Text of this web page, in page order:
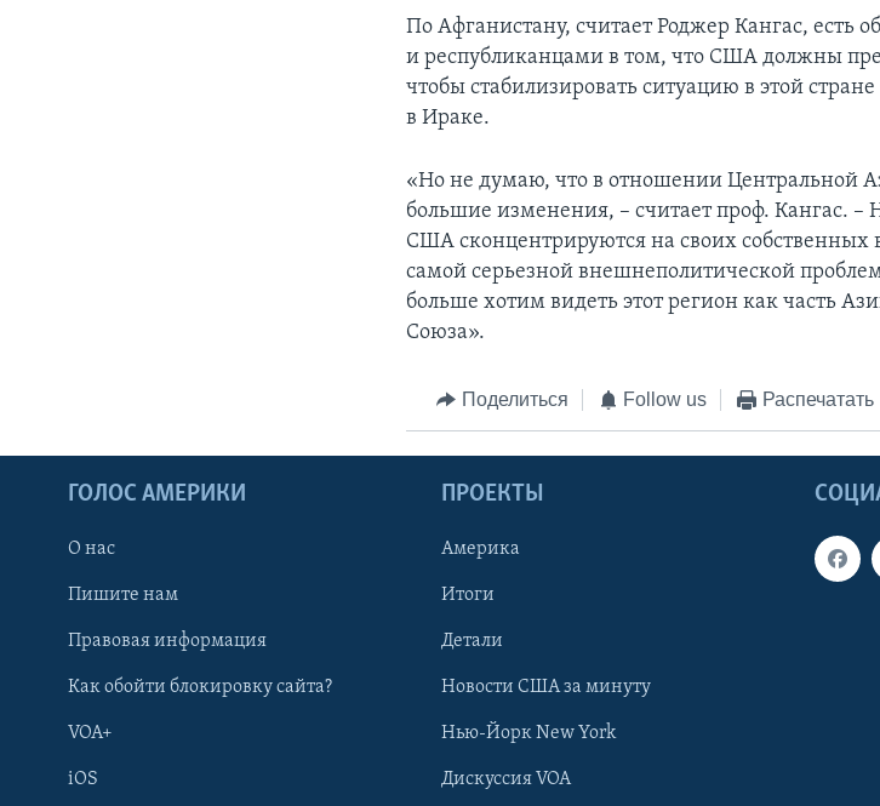
По Афганистану, считает Роджер Кангас, есть
и республиканцами в том, что США должны
чтобы стабилизировать ситуацию в этой
в Ираке.
«Но не думаю, что в отношении Центральной
большие изменения, – считает проф. Кангас. –
США сконцентрируются на своих собственных
самой серьезной внешнеполитической
больше хотим видеть этот регион как часть
Союза».
Поделиться Follow us Распечатать
ГОЛОС АМЕРИКИ
О нас
Пишите нам
Правовая информация
Как обойти блокировку сайта?
VOA+
iOS
ПРОЕКТЫ
Америка
Итоги
Детали
Новости США за минуту
Нью-Йорк New York
Дискуссия VOA